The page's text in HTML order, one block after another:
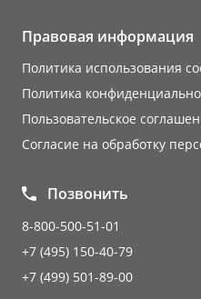
Правовая информация
Политика использования
Политика
Пользовательское
Согласие на обработку
Позвонить
8-800-500-51-01
+7 (495) 150-40-79
+7 (499) 501-89-00